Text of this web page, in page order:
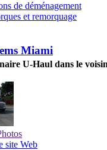
de déménagement
et remorquage
Miami
U-Haul dans le
site Web